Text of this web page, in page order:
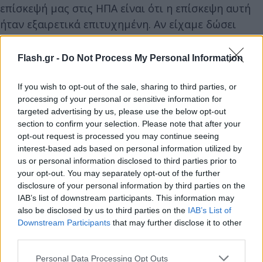
Flash.gr - Do Not Process My Personal Information
If you wish to opt-out of the sale, sharing to third parties, or
processing of your personal or sensitive information for
targeted advertising by us, please use the below opt-out
section to confirm your selection. Please note that after your
opt-out request is processed you may continue seeing
interest-based ads based on personal information utilized by
us or personal information disclosed to third parties prior to
your opt-out. You may separately opt-out of the further
disclosure of your personal information by third parties on the
IAB’s list of downstream participants. This information may
also be disclosed by us to third parties on the IAB’s List of
Downstream Participants that may further disclose it to other
Please note that this website/app uses one or more Google
Personal Data Processing Opt Outs
επίσκεψή μας στις ΗΠΑ είναι ότι η επίσκεψη αυτή
ήταν εξαιρετικά επιτυχημένη. Αν είχαμε δώσει
σημασία σε ό,τι έλεγε η αντιπολίτευση, η Τουρκία
δεν θα είχε σήμερα καμία από τις επενδύσεις για
πολιτική έως τις μεταφορές, από την ενέργεια έως
την αμυντική βιομηχανία, από τον τουρισμό έως
την υγεία, πετύχαμε κάθε μας βήμα παρά τη
διαρκή αντιπολίτευση».
«Ο Νετανιάχου έχει στριμωχτεί»
Αναφερόμενος στις εξελίξεις στη Μέση Ανατολή, ο
Ρετζέπ Ταγίπ Ερντογάν είπε ότι «παρά τις
προσπάθειες παρεμπόδισης του Ισραήλ, η υπόθεση